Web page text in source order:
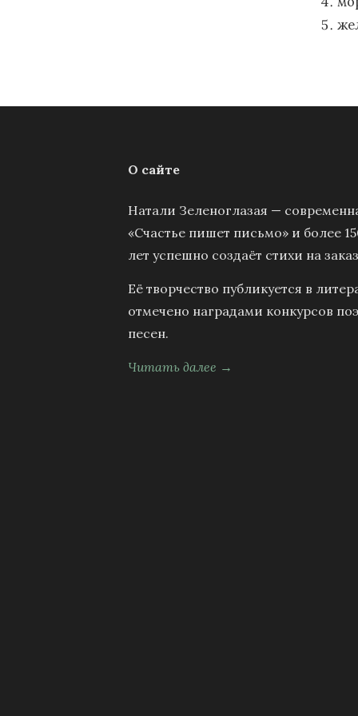
О сайте
Натали Зеленоглазая —
«Счастье пишет письмо» и более
лет успешно создаёт стихи на
Её творчество публикуется в
отмечено наградами конкурсов
песен.
Читать далее →